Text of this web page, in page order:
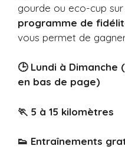
gourde ou eco-cup
programme de
vous permet de
🕒 Lundi à
en bas de page)
🏃 5 à 15 kilomètres
👟 Entraînements